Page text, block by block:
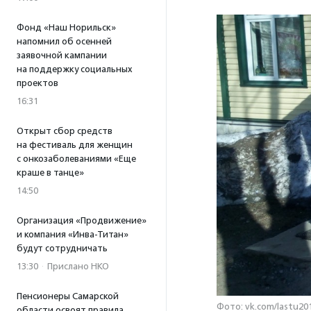
Фонд «Наш Норильск»
напомнил об осенней
заявочной кампании
на поддержку социальных
проектов
16:31
Открыт сбор средств
на фестиваль для женщин
с онкозаболеваниями «Еще
краше в танце»
14:50
Организация «Продвижение»
и компания «Инва-Титан»
будут сотрудничать
13:30 · Прислано НКО
Пенсионеры Самарской
Фото: vk.com/